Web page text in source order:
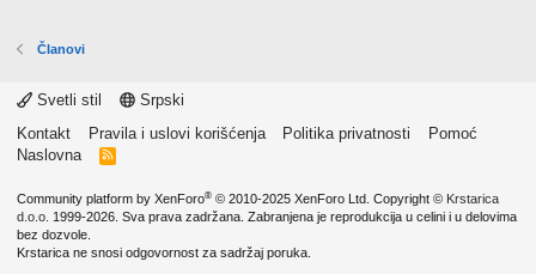
Članovi
Svetli stil
Srpski
Kontakt
Pravila i uslovi korišćenja Politika privatnosti
Pomoć
Naslovna
R
Community platform by XenForo® © 2010-2025 XenForo Ltd. Copyright © Krstarica
d.o.o. 1999-2026. Sva prava zadržana. Zabranjena je reprodukcija u celini i u delovima
bez dozvole.
Krstarica ne snosi odgovornost za sadržaj poruka.